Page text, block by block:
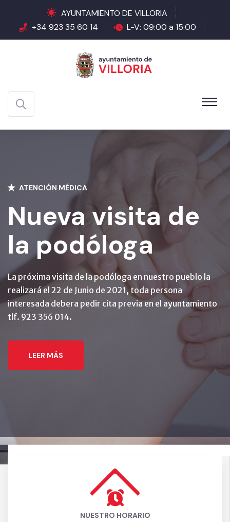
AYUNTAMIENTO DE VILLORIA
+34 923 35 60 14
L-V: 09:00 a 15:00
ATENCIÓN MÉDICA
Nueva visita de
la podóloga
La próxima visita de la podóloga en nuestro pueblo la
realizará el 22 de Junio de 2021, toda persona
interesada debera pedir cita previa en el ayuntamiento
tlf. 923 356 014.
LEER MÁS
NUESTRO HORARIO